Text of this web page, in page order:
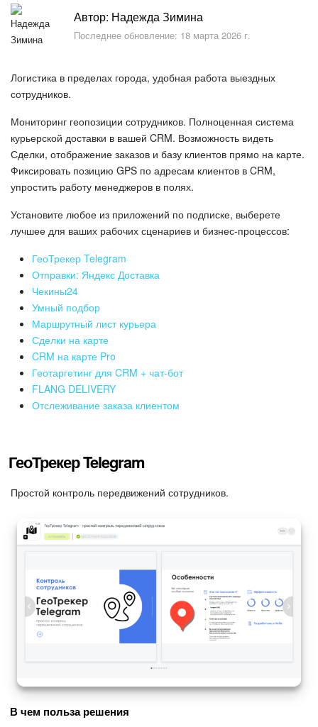
Тарифы и оплата
С чего начать
Вайбкод
Лента Новостей
Задачи
Мессенджер
Календарь
Диск
База знаний
Интернет-магазин
Складской учет
Почта
Онлайн-запись
КЭДО
Автор: Надежда Зимина
Последнее обновление: 18 марта 2026 г.
Логистика в пределах города, удобная работа выездных
сотрудников.
Мониторинг геопозиции сотрудников. Полноценная система
курьерской доставки в вашей CRM. Возможность видеть
Сделки, отображение заказов и базу клиентов прямо на карте.
Фиксировать позицию GPS по адресам клиентов в CRM,
упростить работу менеджеров в полях.
Установите любое из приложений по подписке, выберете
лучшее для ваших рабочих сценариев и бизнес-процессов:
ГеоТрекер Telegram
Отправки: Яндекс Доставка
Чекины24
Умный подбор
Маршрутный лист курьера
Сделки на карте
CRM на карте Pro
Геотаргетинг для CRM + чат-бот
FLANG DELIVERY
Отслеживание заказа клиентом
ГеоТрекер Telegram
Простой контроль передвижений сотрудников.
В чем польза решения